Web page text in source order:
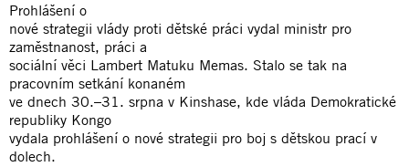
Prohlášení o
nové strategii vlády proti dětské práci vydal ministr pro
zaměstnanost, práci a
sociální věci Lambert Matuku Memas. Stalo se tak na
pracovním setkání konaném
ve dnech 30.–31. srpna v Kinshase, kde vláda Demokratické
republiky Kongo
vydala prohlášení o nové strategii pro boj s dětskou prací v
dolech.